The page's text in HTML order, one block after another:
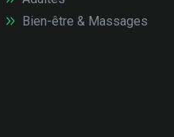
Bien-être & Massages